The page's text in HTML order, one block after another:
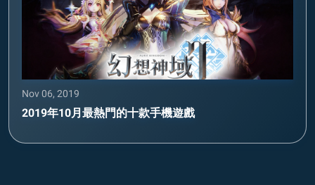
Nov 06, 2019
2019年10月最熱門的十款手機遊戲